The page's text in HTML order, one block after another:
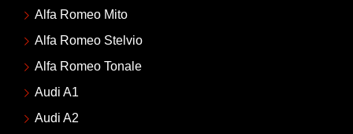
Alfa Romeo Mito
Alfa Romeo Stelvio
Alfa Romeo Tonale
Audi A1
Audi A2